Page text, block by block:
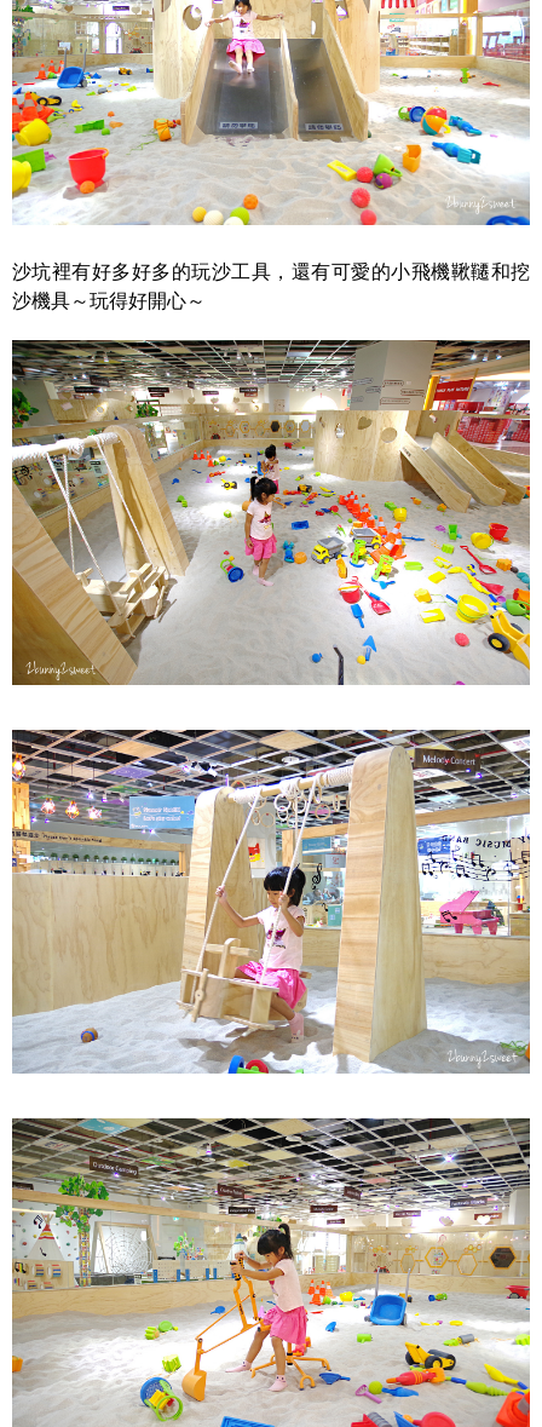
沙坑裡有好多好多的玩沙工具，還有可愛的小飛機鞦韆和挖
沙機具～玩得好開心～